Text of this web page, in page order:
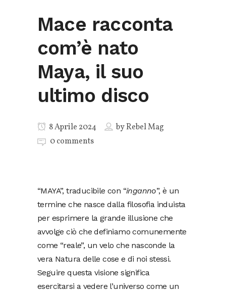
Mace racconta
com’è nato
Maya, il suo
ultimo disco
8 Aprile 2024 byRebel Mag
0 comments
“MAYA”, traducibile con “inganno”, è un
termine che nasce dalla filosofia induista
per esprimere la grande illusione che
avvolge ciò che definiamo comunemente
come “reale”, un velo che nasconde la
vera Natura delle cose e di noi stessi.
Seguire questa visione significa
esercitarsi a vedere l’universo come un